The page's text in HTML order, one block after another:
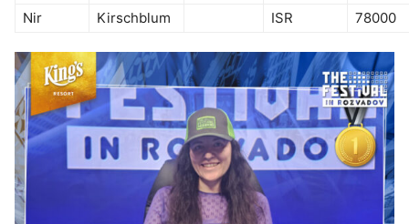
Nir Kirschblum ISR 78000